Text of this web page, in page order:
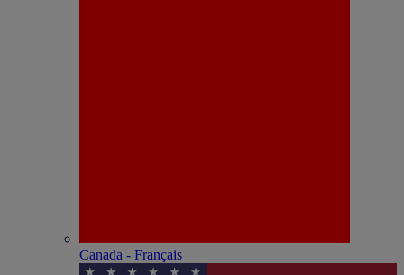
Canada - Français